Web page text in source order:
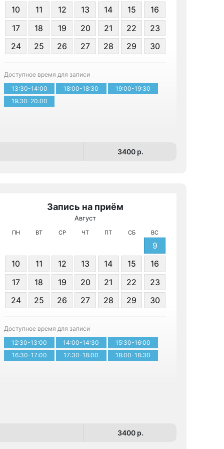
10
11 12 13 14 15
16
17
18 19 20 21 22
23
24
25 26 27 28 29 30
Доступное время для записи
13:30-14:00
18:00-18:30
19:00-19:30
19:30-20:00
3400 p.
Запись на приём
Август
ПН ВТ СР ЧТ ПТ СБ ВС
9
10
11 12 13 14 15
16
17
18 19 20 21 22
23
24
25 26 27 28 29 30
Доступное время для записи
12:30-13:00
14:00-14:30
15:30-16:00
16:30-17:00
17:30-18:00 18:00-18:30
3400 p.